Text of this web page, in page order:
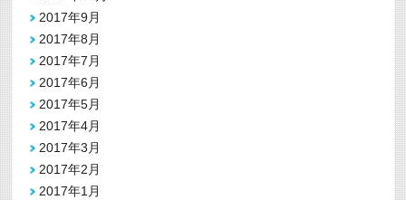
2017年9月
2017年8月
2017年7月
2017年6月
2017年5月
2017年4月
2017年3月
2017年2月
2017年1月